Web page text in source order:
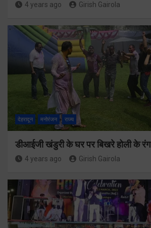
4 years ago Girish Gairola
देहरादून मनोरंजन राज्य
डीआईजी खंडुरी के घर पर बिखरे होली के रंग
4 years ago Girish Gairola